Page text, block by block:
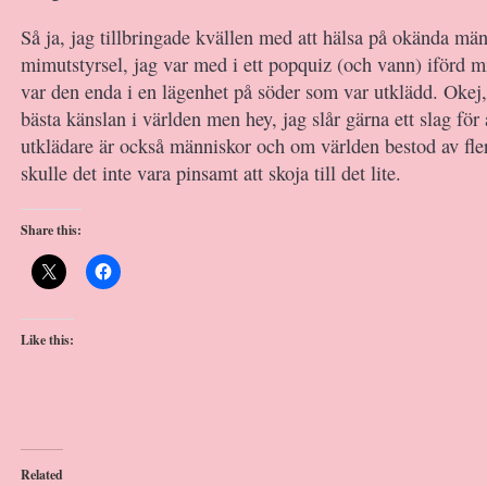
Så ja, jag tillbringade kvällen med att hälsa på okända
mimutstyrsel, jag var med i ett popquiz (och vann) iförd
var den enda i en lägenhet på söder som var utklädd.
bästa känslan i världen men hey, jag slår gärna ett slag
utklädare är också människor och om världen bestod av
skulle det inte vara pinsamt att skoja till det lite.
Share this:
Like this:
Related